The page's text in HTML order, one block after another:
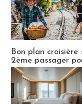
Bon plan croisière
2ème passager